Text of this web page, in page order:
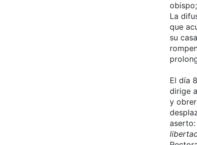
La
que
su
El día
dirige
y
aserto: